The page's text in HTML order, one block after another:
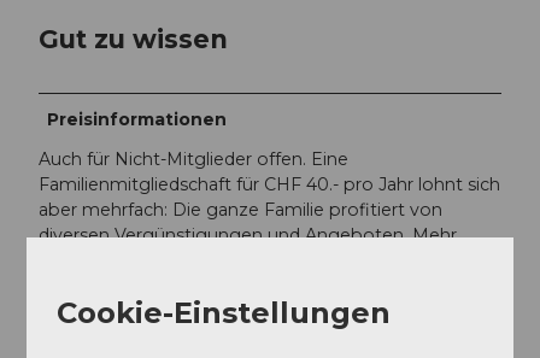
Gut zu wissen
Preisinformationen
Auch für Nicht-Mitglieder offen. Eine
Familienmitgliedschaft für CHF 40.- pro Jahr lohnt sich
aber mehrfach: Die ganze Familie profitiert von
diversen Vergünstigungen und Angeboten. Mehr
Cookie-Einstellungen